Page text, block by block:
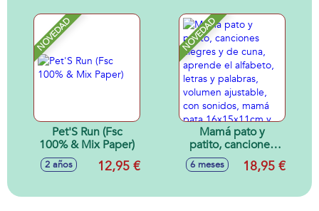
NOVEDAD
Pet'S Run (Fsc
100% & Mix Paper)
2 años 12,95 €
NOVEDAD
Mamá pato y
patito, canciones
alegres y de cuna,
aprende el
palabras, volumen
6 meses 18,95 €